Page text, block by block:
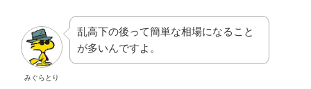
みぐらとり
乱高下の後って簡単な相場になること
が多いんですよ。